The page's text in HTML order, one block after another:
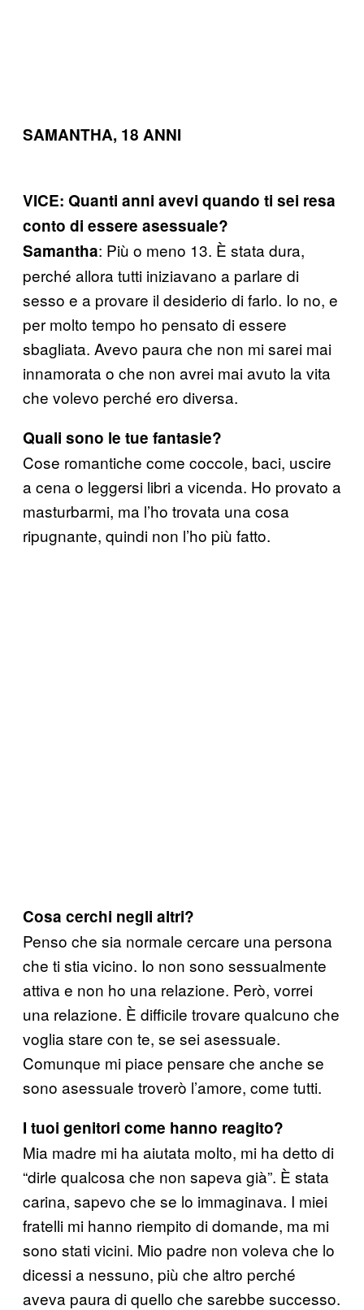
SAMANTHA, 18 ANNI
VICE: Quanti anni avevi quando ti sei resa
conto di essere asessuale?
Samantha: Più o meno 13. È stata dura,
perché allora tutti iniziavano a parlare di
sesso e a provare il desiderio di farlo. Io no, e
per molto tempo ho pensato di essere
sbagliata. Avevo paura che non mi sarei mai
innamorata o che non avrei mai avuto la vita
che volevo perché ero diversa.
Quali sono le tue fantasie?
Cose romantiche come coccole, baci, uscire
a cena o leggersi libri a vicenda. Ho provato a
masturbarmi, ma l’ho trovata una cosa
ripugnante, quindi non l’ho più fatto.
Cosa cerchi negli altri?
Penso che sia normale cercare una persona
che ti stia vicino. Io non sono sessualmente
attiva e non ho una relazione. Però, vorrei
una relazione. È difficile trovare qualcuno che
voglia stare con te, se sei asessuale.
Comunque mi piace pensare che anche se
sono asessuale troverò l’amore, come tutti.
I tuoi genitori come hanno reagito?
Mia madre mi ha aiutata molto, mi ha detto di
“dirle qualcosa che non sapeva già”. È stata
carina, sapevo che se lo immaginava. I miei
fratelli mi hanno riempito di domande, ma mi
sono stati vicini. Mio padre non voleva che lo
dicessi a nessuno, più che altro perché
aveva paura di quello che sarebbe successo.